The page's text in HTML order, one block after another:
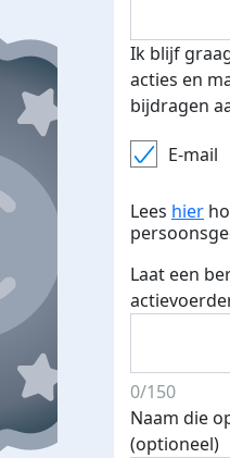
Ik blijf
acties en
bijdragen
E-mail
Lees hier
Laat een
0/150
Naam die
(optioneel)